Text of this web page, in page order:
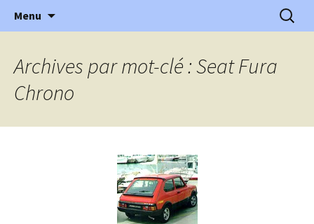
l'Automobile Ancienne
l'automobile ancienne : articles, historiques
…
Menu
Archives par mot-clé : Seat Fura
Chrono